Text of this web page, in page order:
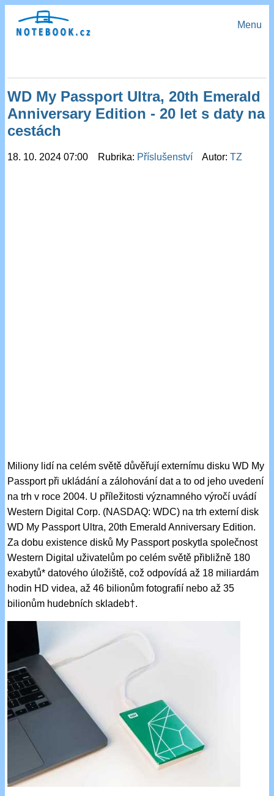
Menu
WD My Passport Ultra, 20th Emerald
Anniversary Edition - 20 let s daty na
cestách
18. 10. 2024 07:00 Rubrika: Příslušenství Autor:TZ
Miliony lidí na celém světě důvěřují externímu disku WD My
Passport při ukládání a zálohování dat a to od jeho uvedení
na trh v roce 2004. U příležitosti významného výročí uvádí
Western Digital Corp. (NASDAQ: WDC) na trh externí disk
WD My Passport Ultra, 20th Emerald Anniversary Edition.
Za dobu existence disků My Passport poskytla společnost
Western Digital uživatelům po celém světě přibližně 180
exabytů* datového úložiště, což odpovídá až 18 miliardám
hodin HD videa, až 46 bilionům fotografií nebo až 35
bilionům hudebních skladeb†.